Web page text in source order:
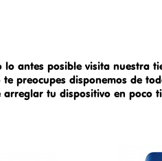
antes posible visita nuestra
te preocupes disponemos de
tu dispositivo en poco